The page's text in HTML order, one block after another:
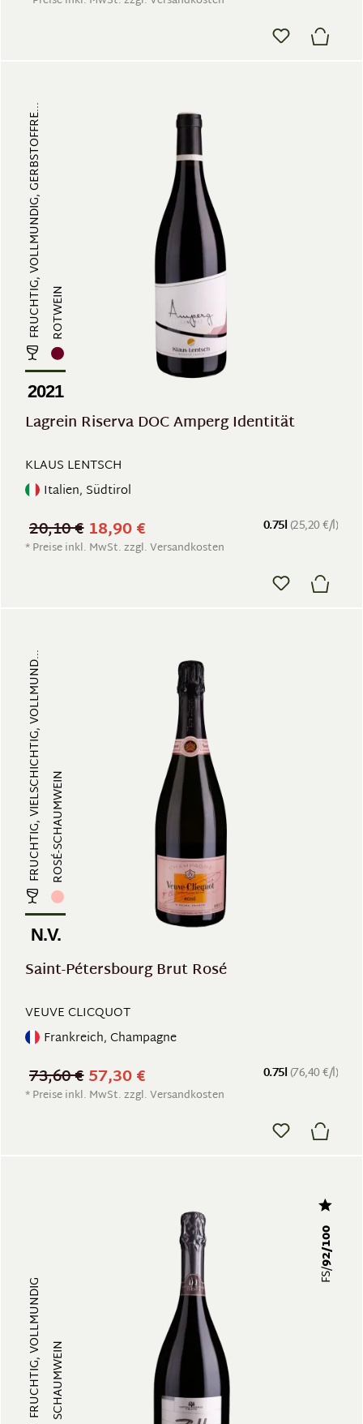
FRUCHTIG, VOLLMUNDIG, GERBSTOFFRE... ROTWEIN
2021
Lagrein Riserva DOC Amperg Identität
KLAUS LENTSCH
Italien, Südtirol
0.75l (25,20 €/l)
18,90 €
20,10 €
* Preise inkl. MwSt. zzgl. Versandkosten
FRUCHTIG, VIELSCHICHTIG, VOLLMUND...ROSÉ-SCHAUMWEIN
N.V.
Saint-Pétersbourg Brut Rosé
VEUVE CLICQUOT
Frankreich, Champagne
0.75l (76,40 €/l)
57,30 €
73,60 €
* Preise inkl. MwSt. zzgl. Versandkosten
FRUCHTIG, VOLLMUNDIGSCHAUMWEIN
FS/
92/100